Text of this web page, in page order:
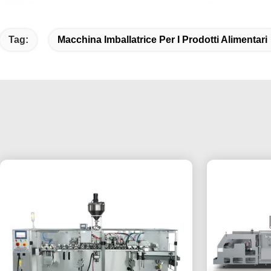
Tag: Macchina Imballatrice Per I Prodotti Alimentari